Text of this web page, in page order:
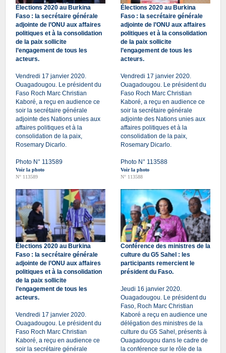
Élections 2020 au Burkina
Faso : la secrétaire générale
adjointe de l’ONU aux affaires
politiques et à la consolidation
de la paix sollicite
l’engagement de tous les
acteurs.
Vendredi 17 janvier 2020.
Ouagadougou. Le président du
Faso Roch Marc Christian
Kaboré, a reçu en audience ce
soir la secrétaire générale
adjointe des Nations unies aux
affaires politiques et à la
consolidation de la paix,
Rosemary Dicarlo.
Photo N° 113589
Voir la photo
N° 113589
Élections 2020 au Burkina
Faso : la secrétaire générale
adjointe de l’ONU aux affaires
politiques et à la consolidation
de la paix sollicite
l’engagement de tous les
acteurs.
Vendredi 17 janvier 2020.
Ouagadougou. Le président du
Faso Roch Marc Christian
Kaboré, a reçu en audience ce
soir la secrétaire générale
adjointe des Nations unies aux
affaires politiques et à la
consolidation de la paix,
Rosemary Dicarlo.
Photo N° 113588
Voir la photo
N° 113588
Élections 2020 au Burkina
Faso : la secrétaire générale
adjointe de l’ONU aux affaires
politiques et à la consolidation
de la paix sollicite
l’engagement de tous les
acteurs.
Vendredi 17 janvier 2020.
Ouagadougou. Le président du
Faso Roch Marc Christian
Kaboré, a reçu en audience ce
soir la secrétaire générale
Conférence des ministres de la
culture du G5 Sahel : les
participants remercient le
président du Faso.
Jeudi 16 janvier 2020.
Ouagadougou. Le président du
Faso, Roch Marc Christian
Kaboré a reçu en audience une
délégation des ministres de la
culture du G5 Sahel, présents à
Ouagadougou dans le cadre de
la conférence sur le rôle de la